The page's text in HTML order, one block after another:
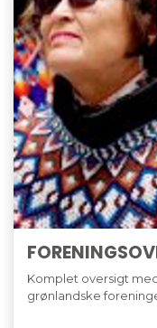
Komplet oversigt
grønlandske